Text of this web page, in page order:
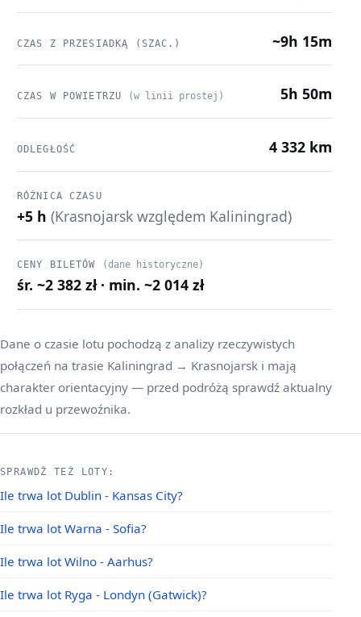
CZAS Z PRZESIADKĄ (SZAC.) ~9h 15m
CZAS W POWIETRZU (w linii prostej) 5h 50m
ODLEGŁOŚĆ 4 332 km
RÓŻNICA CZASU
+5 h (Krasnojarsk względem Kaliningrad)
CENY BILETÓW (dane historyczne)
śr. ~2 382 zł · min. ~2 014 zł
Dane o czasie lotu pochodzą z analizy rzeczywistych
połączeń na trasie Kaliningrad → Krasnojarsk i mają
charakter orientacyjny — przed podróżą sprawdź aktualny
rozkład u przewoźnika.
SPRAWDŹ TEŻ LOTY:
Ile trwa lot Dublin - Kansas City?
Ile trwa lot Warna - Sofia?
Ile trwa lot Wilno - Aarhus?
Ile trwa lot Ryga - Londyn (Gatwick)?